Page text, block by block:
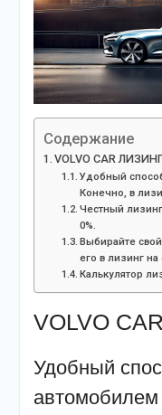
Содержание
VOLVO CAR
Удобный
Конечно, в
Честный
0%.
Выбирайте
его в лизинг
Калькулятор
VOLVO
Удобный
автомобилем